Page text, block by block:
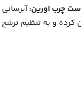
چرب اورین:
کرده و به تنظیم